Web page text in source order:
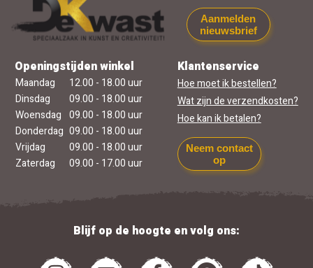
Aanmelden
nieuwsbrief
Openingstijden winkel
Maandag
12.00 - 18.00 uur
Dinsdag
09.00 - 18.00 uur
Woensdag 09.00 - 18.00 uur
Donderdag 09.00 - 18.00 uur
Vrijdag
09.00 - 18.00 uur
Zaterdag
09.00 - 17.00 uur
Klantenservice
Hoe moet ik bestellen?
Wat zijn de verzendkosten?
Hoe kan ik betalen?
Neem contact
op
Blijf op de hoogte en volg ons: